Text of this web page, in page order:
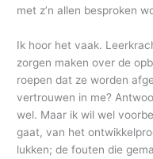
met z’n allen besproken
Ik hoor het vaak.
zorgen maken over de
roepen dat ze worden
vertrouwen in me?
wel. Maar ik wil wel
gaat, van het
lukken; de fouten die